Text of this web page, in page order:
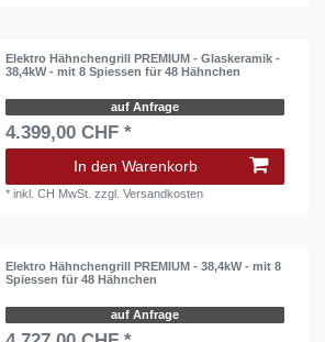
Elektro Hähnchengrill PREMIUM - Glaskeramik -
38,4kW - mit 8 Spiessen für 48 Hähnchen
auf Anfrage
4.399,00 CHF *
In den Warenkorb
*inkl. CH MwSt. zzgl.Versandkosten
Elektro Hähnchengrill PREMIUM - 38,4kW - mit 8
Spiessen für 48 Hähnchen
auf Anfrage